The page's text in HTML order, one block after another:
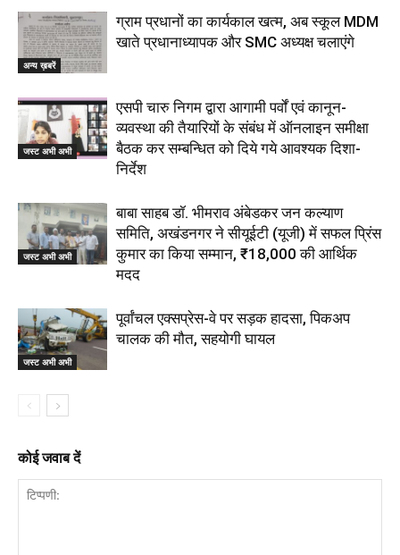
अन्य ख़बरें
ग्राम प्रधानों का कार्यकाल खत्म, अब स्कूल MDM
खाते प्रधानाध्यापक और SMC अध्यक्ष चलाएंगे
जस्ट अभी अभी
एसपी चारु निगम द्वारा आगामी पर्वों एवं कानून-
व्यवस्था की तैयारियों के संबंध में ऑनलाइन समीक्षा
बैठक कर सम्बन्धित को दिये गये आवश्यक दिशा-
निर्देश
जस्ट अभी अभी
बाबा साहब डॉ. भीमराव अंबेडकर जन कल्याण
समिति, अखंडनगर ने सीयूईटी (यूजी) में सफल प्रिंस
कुमार का किया सम्मान, ₹18,000 की आर्थिक
मदद
जस्ट अभी अभी
पूर्वांचल एक्सप्रेस-वे पर सड़क हादसा, पिकअप
चालक की मौत, सहयोगी घायल
कोई जवाब दें